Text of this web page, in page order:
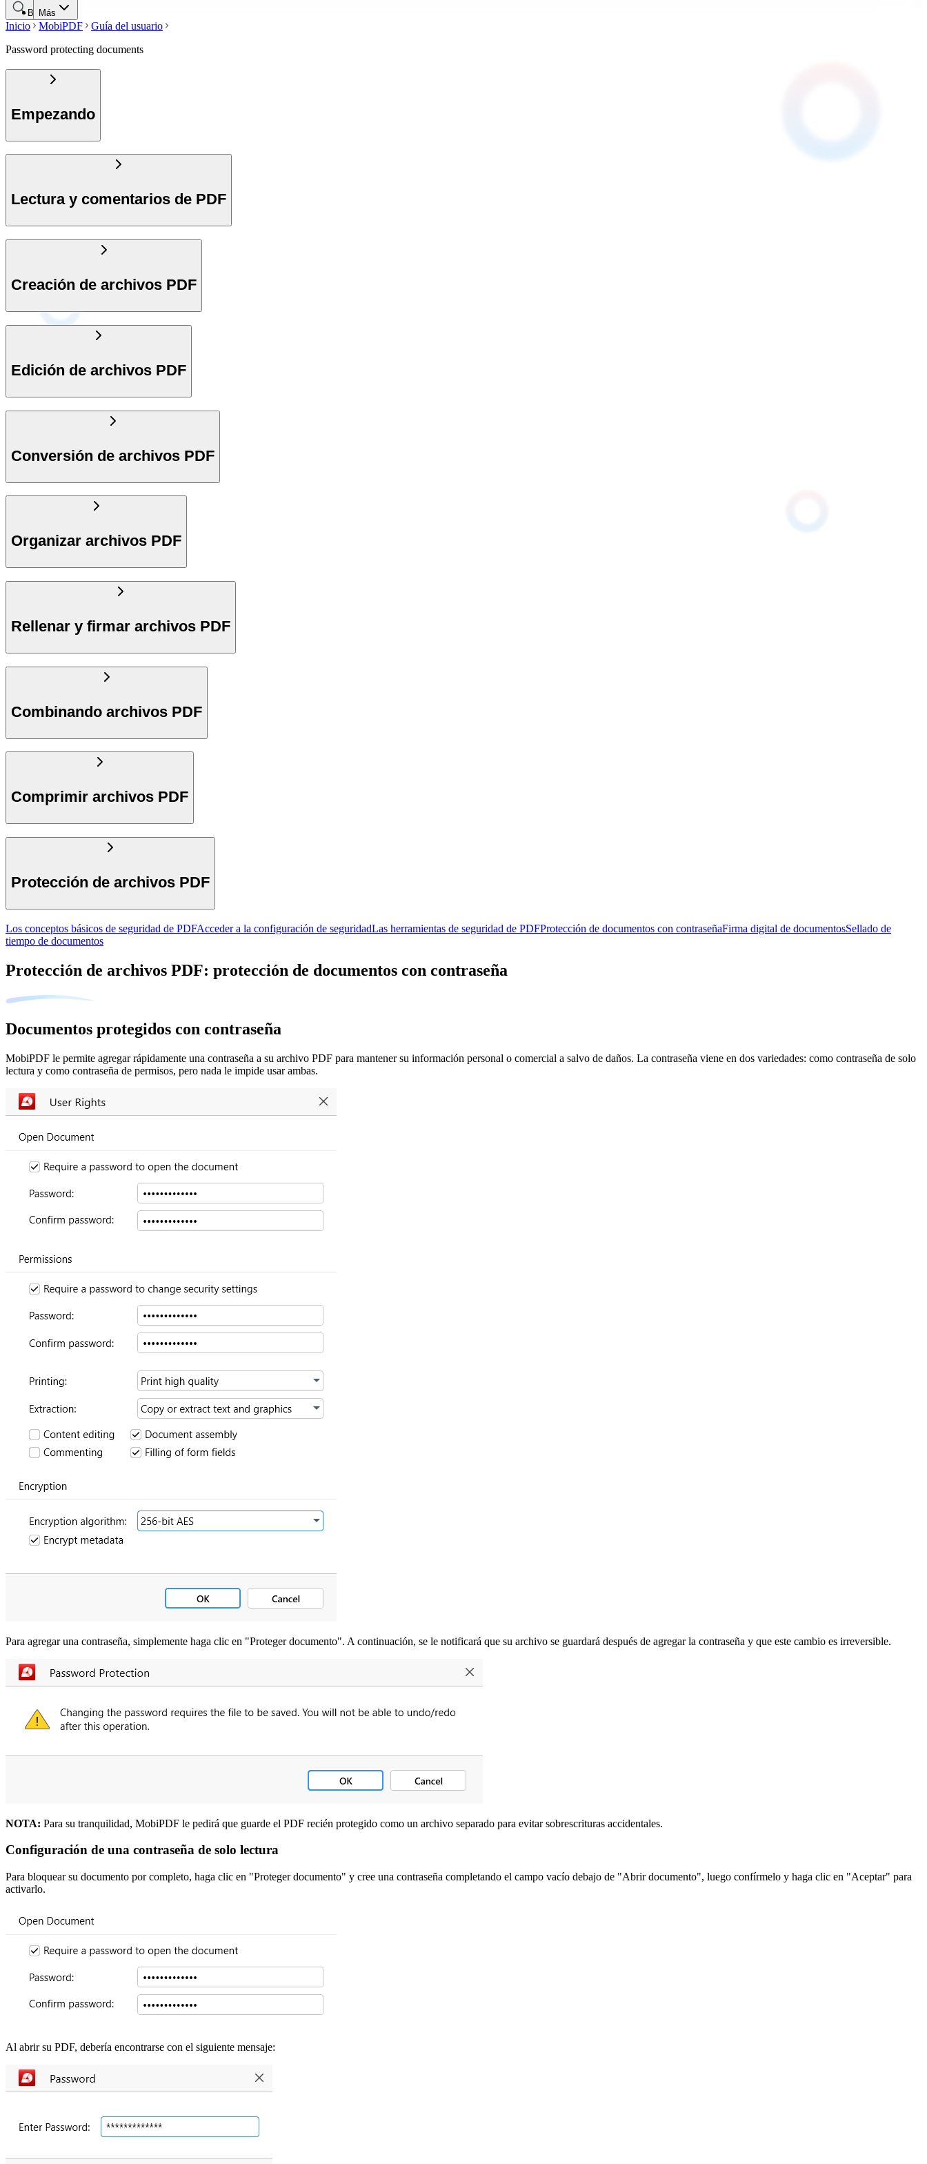
Más
Buscar
Inicio MobiPDF
Guía del usuario
Password protecting documents
Empezando
Lectura y comentarios de PDF
Creación de archivos PDF
Edición de archivos PDF
Conversión de archivos PDF
Organizar archivos PDF
Rellenar y firmar archivos PDF
Combinando archivos PDF
Comprimir archivos PDF
Protección de archivos PDF
Los conceptos básicos de seguridad de PDFAcceder a la configuración de seguridadLas herramientas de seguridad de PDFProtección de documentos con contraseñaFirma digital de documentosSellado de
tiempo de documentos
Protección de archivos PDF: protección de documentos con contraseña
Documentos protegidos con contraseña
MobiPDF le permite agregar rápidamente una contraseña a su archivo PDF para mantener su información personal o comercial a salvo de daños. La contraseña viene en dos variedades: como contraseña de solo
lectura y como contraseña de permisos, pero nada le impide usar ambas.
Para agregar una contraseña, simplemente haga clic en "Proteger documento". A continuación, se le notificará que su archivo se guardará después de agregar la contraseña y que este cambio es irreversible.
NOTA: Para su tranquilidad, MobiPDF le pedirá que guarde el PDF recién protegido como un archivo separado para evitar sobrescrituras accidentales.
Configuración de una contraseña de solo lectura
Para bloquear su documento por completo, haga clic en "Proteger documento" y cree una contraseña completando el campo vacío debajo de "Abrir documento", luego confírmelo y haga clic en "Aceptar" para
activarlo.
Al abrir su PDF, debería encontrarse con el siguiente mensaje: